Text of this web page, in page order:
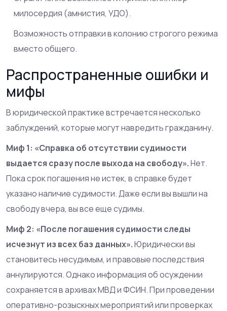
милосердия (амнистия, УДО).
Возможность отправки в колонию строгого режима
вместо общего.
Распространенные ошибки и
мифы
В юридической практике встречается несколько
заблуждений, которые могут навредить гражданину.
Миф 1: «Справка об отсутствии судимости
выдается сразу после выхода на свободу».Нет.
Пока срок погашения не истек, в справке будет
указано наличие судимости. Даже если вы вышли на
свободу вчера, вы все еще судимы.
Миф 2: «После погашения судимости следы
исчезнут из всех баз данных».Юридически вы
становитесь несудимым, и правовые последствия
аннулируются. Однако информация об осуждении
сохраняется в архивах МВД и ФСИН. При проведении
оперативно-розыскных мероприятий или проверках